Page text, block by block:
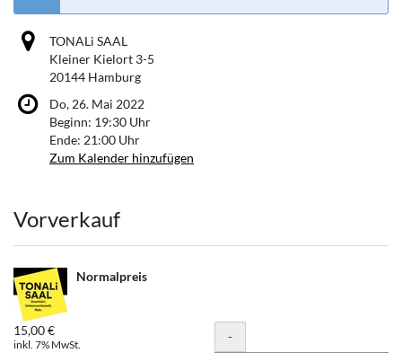
TONALi SAAL
Kleiner Kielort 3-5
20144 Hamburg
Do, 26. Mai 2022
Beginn: 19:30 Uhr
Ende: 21:00 Uhr
Zum Kalender hinzufügen
Produkte
Vorverkauf
Normalpreis
15,00 €
inkl. 7% MwSt. Menge
-